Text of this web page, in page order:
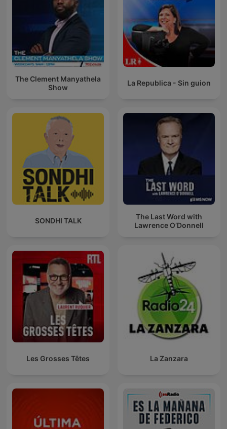
The Clement Manyathela
Show
La Republica - Sin guion
SONDHI TALK
The Last Word with
Lawrence O’Donnell
Les Grosses Têtes La Zanzara